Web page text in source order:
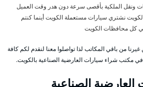
ونقل الملكية بأقصى سرعة دون هدر وقت العميل
نشتري سيارات مستعملة الكويت أينما كنتم
كل محافظات الكويت
من باقي المكاتب لذا تواصلوا معنا لنقدم لكم كافة
مكتب شراء سيارات العارضية الصناعية بالكويت.
الصناعية